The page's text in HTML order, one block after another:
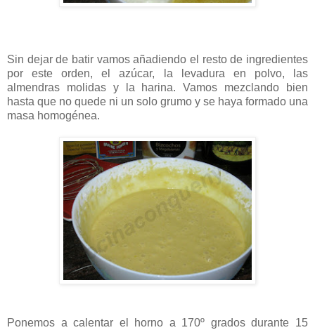
Sin dejar de batir vamos añadiendo el resto de ingredientes
por este orden, el azúcar, la levadura en polvo, las
almendras molidas y la harina. Vamos mezclando bien
hasta que no quede ni un solo grumo y se haya formado una
masa homogénea.
Ponemos a calentar el horno a 170º grados durante 15